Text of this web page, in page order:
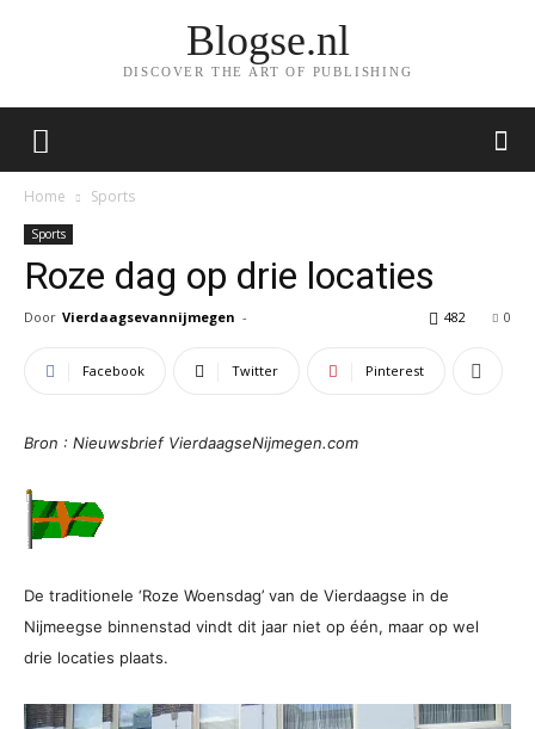
Blogse.nl
DISCOVER THE ART OF PUBLISHING
Home Sports
Sports
Roze dag op drie locaties
Door Vierdaagsevannijmegen - 0
482
Facebook Twitter Pinterest
Bron : Nieuwsbrief VierdaagseNijmegen.com
De traditionele ‘Roze Woensdag’ van de Vier­daagse in de
Nijmeegse binnenstad vindt dit jaar niet op één, maar op wel
drie locaties plaats.